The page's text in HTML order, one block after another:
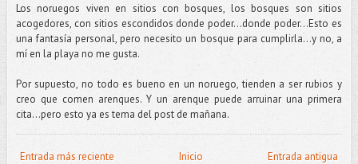
Los noruegos viven en sitios con bosques, los bosques son sitios
acogedores, con sitios escondidos donde poder...donde poder…Esto es
una fantasía personal, pero necesito un bosque para cumplirla...y no, a
mí en la playa no me gusta.
Por supuesto, no todo es bueno en un noruego, tienden a ser rubios y
creo que comen arenques. Y un arenque puede arruinar una primera
cita…pero esto ya es tema del post de mañana.
Entrada más reciente Entrada antigua
Inicio